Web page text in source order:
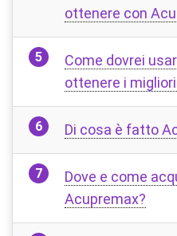
ottenere con
Come dovrei
ottenere i
Di cosa è fatto
Dove e come
Acupremax?